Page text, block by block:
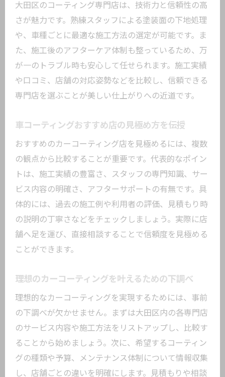
セラミックコーティング大田区での選択
肢を解説
安くても安心できるコーティング専門店
の見分け方
トとは
カーコーティングの種類別メリットを徹底比
ガラス・セラミック・ポリマー各種カー
コーティング比較
おすすめ店が推すカーコーティングの違
いを解説
東京都大田区の専門店で選ぶべきコーテ
ィング種類
のヒント
耐久性や美観で選ぶコーティングのメリ
ット
最新トレンドを取り入れたコーティング
選択法
失敗しないための大田区カーコーティング判
大田区のコーティング専門店は、技術力と信頼性の高
さが魅力です。熟練スタッフによる塗装面の下地処理
や、車種ごとに最適な施工方法の選定が可能です。ま
た、施工後のアフターケア体制も整っているため、万
が一のトラブル時も安心して任せられます。施工実績
や口コミ、店舗の対応姿勢などを比較し、信頼できる
専門店を選ぶことが美しい仕上がりへの近道です。
車コーティングおすすめ店の見極め方を伝授
おすすめのカーコーティング店を見極めるには、複数
の観点から比較することが重要です。代表的なポイン
トは、施工実績の豊富さ、スタッフの専門知識、サー
ビス内容の明確さ、アフターサポートの有無です。具
体的には、過去の施工例や利用者の評価、見積もり時
の説明の丁寧さなどをチェックしましょう。実際に店
舗へ足を運び、直接相談することで信頼度を見極める
ことができます。
理想のカーコーティングを叶えるための下調べ
理想的なカーコーティングを実現するためには、事前
の下調べが欠かせません。まずは大田区内の各専門店
のサービス内容や施工方法をリストアップし、比較す
ることから始めましょう。次に、希望するコーティン
グの種類や予算、メンテナンス体制について情報収集
し、店舗ごとの違いを明確にします。見積もりや相談